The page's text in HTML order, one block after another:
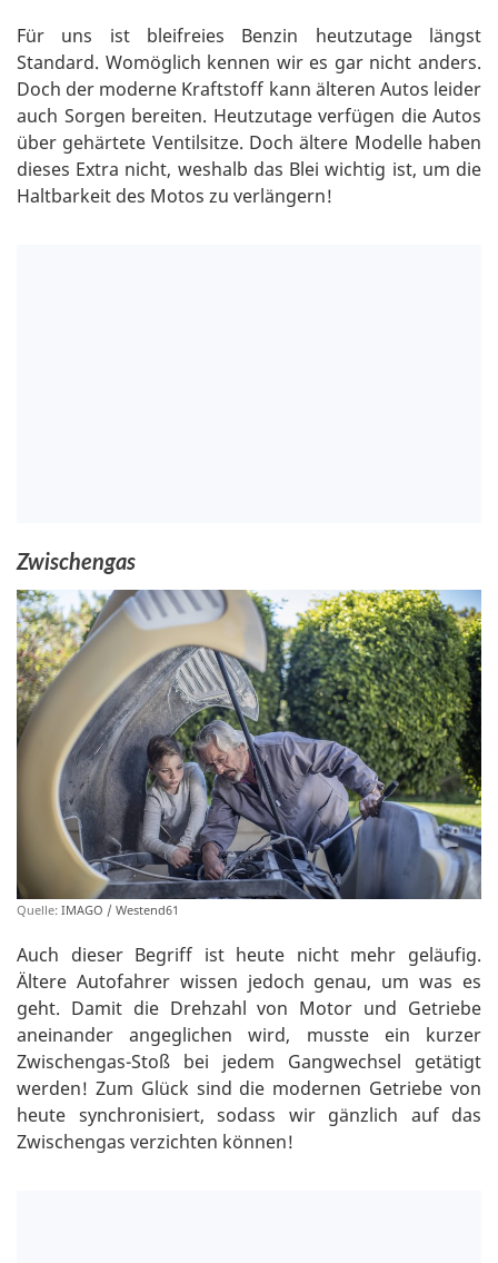
Für uns ist bleifreies Benzin heutzutage längst
Standard. Womöglich kennen wir es gar nicht anders.
Doch der moderne Kraftstoff kann älteren Autos leider
auch Sorgen bereiten. Heutzutage verfügen die Autos
über gehärtete Ventilsitze. Doch ältere Modelle haben
dieses Extra nicht, weshalb das Blei wichtig ist, um die
Haltbarkeit des Motos zu verlängern!
Zwischengas
Quelle: IMAGO / Westend61
Auch dieser Begriff ist heute nicht mehr geläufig.
Ältere Autofahrer wissen jedoch genau, um was es
geht. Damit die Drehzahl von Motor und Getriebe
aneinander angeglichen wird, musste ein kurzer
Zwischengas-Stoß bei jedem Gangwechsel getätigt
werden! Zum Glück sind die modernen Getriebe von
heute synchronisiert, sodass wir gänzlich auf das
Zwischengas verzichten können!